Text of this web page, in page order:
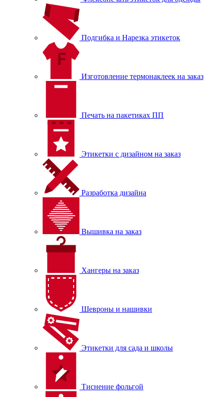
Подгибка и Нарезка этикеток
Изготовление термонаклеек на заказ
Печать на пакетиках ПП
Этикетки с дизайном на заказ
Разработка дизайна
Вышивка на заказ
Хангеры на заказ
Шевроны и нашивки
Этикетки для сада и школы
Тиснение фольгой